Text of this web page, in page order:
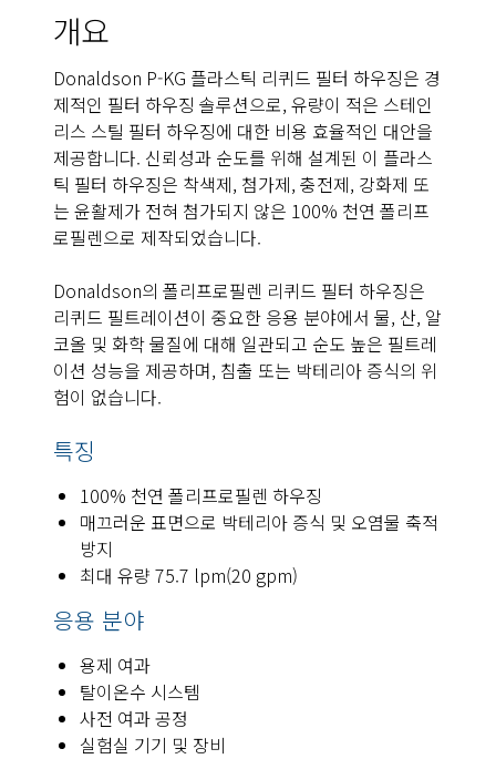
개요
Donaldson P-KG 플라스틱 리퀴드 필터 하우징은 경
제적인 필터 하우징 솔루션으로, 유량이 적은 스테인
리스 스틸 필터 하우징에 대한 비용 효율적인 대안을
제공합니다. 신뢰성과 순도를 위해 설계된 이 플라스
틱 필터 하우징은 착색제, 첨가제, 충전제, 강화제 또
는 윤활제가 전혀 첨가되지 않은 100% 천연 폴리프
로필렌으로 제작되었습니다.
Donaldson의 폴리프로필렌 리퀴드 필터 하우징은
리퀴드 필트레이션이 중요한 응용 분야에서 물, 산, 알
코올 및 화학 물질에 대해 일관되고 순도 높은 필트레
이션 성능을 제공하며, 침출 또는 박테리아 증식의 위
험이 없습니다.
특징
100% 천연 폴리프로필렌 하우징
매끄러운 표면으로 박테리아 증식 및 오염물 축적
방지
최대 유량 75.7 lpm(20 gpm)
응용 분야
용제 여과
탈이온수 시스템
사전 여과 공정
실험실 기기 및 장비